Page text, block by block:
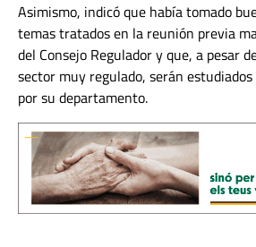
Asimismo, indicó que había tomado
temas tratados en la reunión previa
del Consejo Regulador y que, a pesar
sector muy regulado, serán
por su departamento.